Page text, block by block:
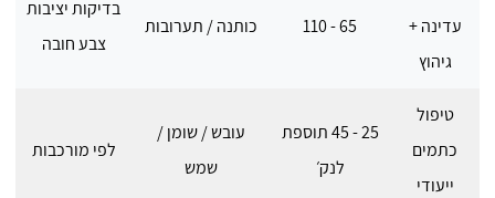
עדינה +
גיהוץ
65 - 110 כותנה / תערובות
בדיקות יציבות
צבע חובה
טיפול
כתמים
ייעודי
25 - 45 תוספת
לנק׳
עובש / שומן /
שמש
לפי מורכבות